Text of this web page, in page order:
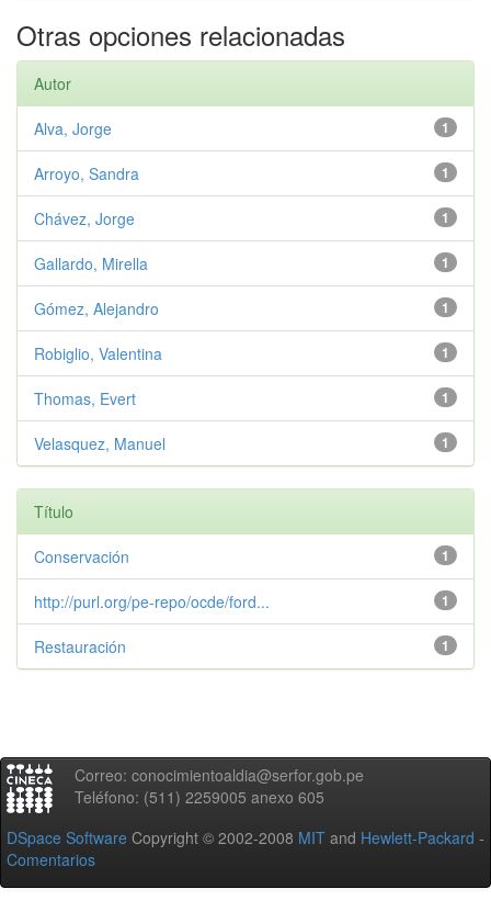
Otras opciones relacionadas
Autor
1
Alva, Jorge
1
Arroyo, Sandra
1
Chávez, Jorge
1
Gallardo, Mirella
1
Gómez, Alejandro
1
Robiglio, Valentina
1
Thomas, Evert
1
Velasquez, Manuel
Título
1
Conservación
1
http://purl.org/pe-repo/ocde/ford...
1
Restauración
Correo: conocimientoaldia@serfor.gob.pe
Teléfono: (511) 2259005 anexo 605
DSpace Software Copyright © 2002-2008 MIT and Hewlett-Packard -
Comentarios